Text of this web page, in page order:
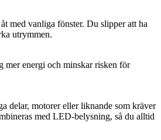
med vanliga fönster. Du slipper att ha
utrymmen.
mer energi och minskar risken för
delar, motorer eller liknande som kräver
med LED-belysning, så du alltid